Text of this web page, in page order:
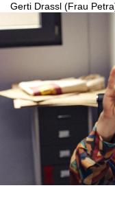
Gerti Drassl (Frau